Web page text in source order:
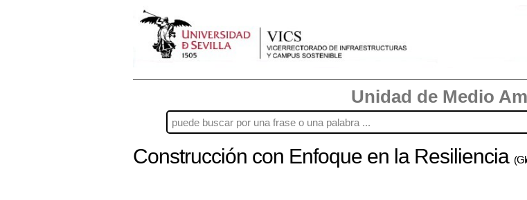
Unidad de Medio
Construcción con Enfoque en la Resiliencia